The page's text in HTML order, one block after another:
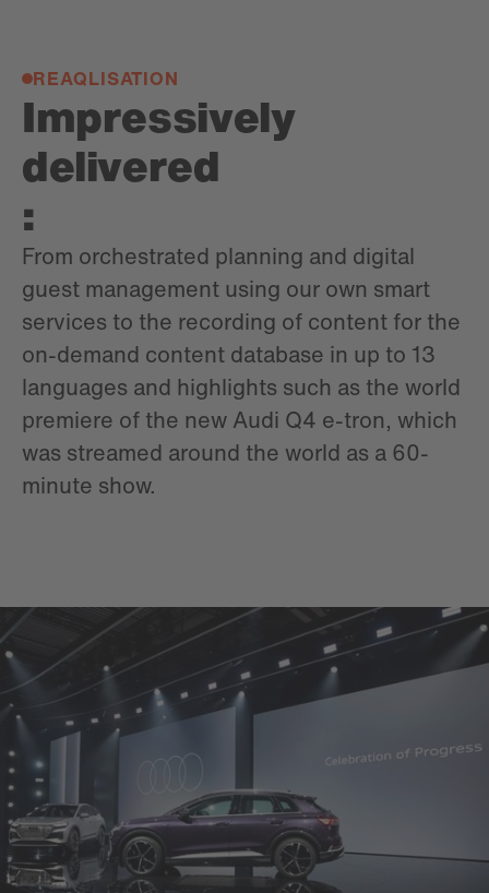
REAQLISATION
Impressively
delivered
:
From orchestrated planning and digital
guest management using our own smart
services to the recording of content for the
on-demand content database in up to 13
languages and highlights such as the world
premiere of the new Audi Q4 e-tron, which
was streamed around the world as a 60-
minute show.